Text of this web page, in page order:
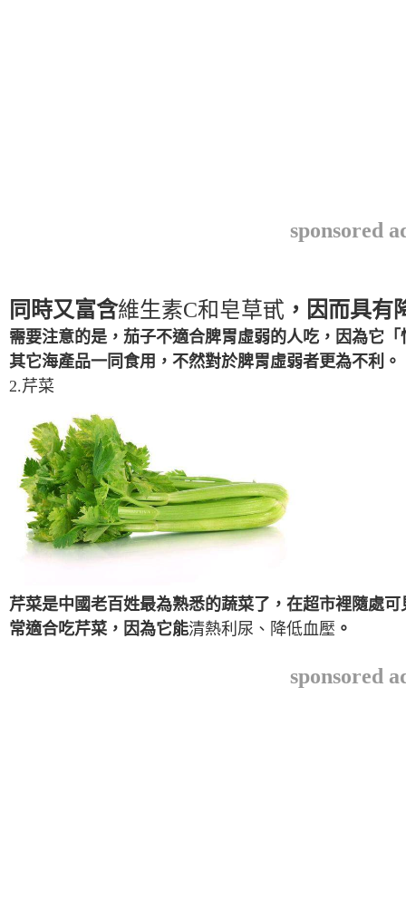
sponsored
同時又富含維生素C和皂草甙 ，因而具有
需要注意的是，茄子不適合脾胃虛弱的人吃，因為它
其它海產品一同食用，不然對於脾胃虛弱者更為不利。
2.芹菜
芹菜是中國老百姓最為熟悉的蔬菜了，在超市裡隨處
常適合吃芹菜，因為它能清熱利尿、降低血壓 。
sponsored